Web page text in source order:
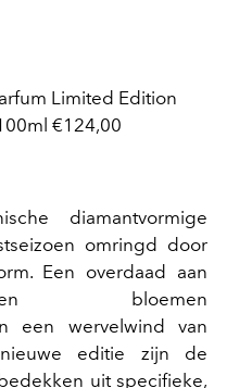
Limited Edition
€124,00
diamantvormige
omringd door
Een overdaad aan
en bloemen
een wervelwind van
editie zijn de
uit specifieke,